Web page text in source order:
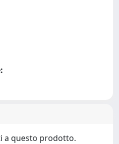
a questo prodotto.